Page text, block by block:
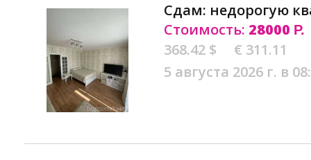
Сдам: недорогую
Стоимость: 28000 Р.
368.42 $
€ 311.11
5 августа 2026 г. в